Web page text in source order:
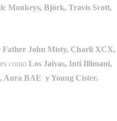
Monkeys, Björk, Travis Scott,
Father John Misty, Charli XCX,
como Los Jaivas, Inti Illimani,
Aura BAE y Young Cister.